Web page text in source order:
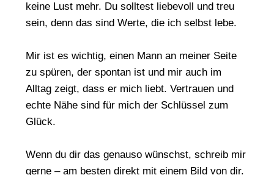
keine Lust mehr. Du solltest liebevoll und treu
sein, denn das sind Werte, die ich selbst lebe.
Mir ist es wichtig, einen Mann an meiner Seite
zu spüren, der spontan ist und mir auch im
Alltag zeigt, dass er mich liebt. Vertrauen und
echte Nähe sind für mich der Schlüssel zum
Glück.
Wenn du dir das genauso wünschst, schreib mir
gerne – am besten direkt mit einem Bild von dir.